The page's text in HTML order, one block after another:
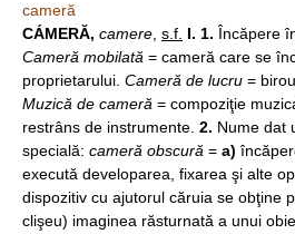
cameră
CÁMERĂ, camere s.f. I. 1. Încăpere
Cameră mobilată = cameră care se
proprietarului. Cameră de lucru =
Muzică de cameră = compoziţie
restrâns de instrumente. 2. Nume dat
specială: cameră obscură = a)
execută developarea, fixarea şi alte
dispozitiv cu ajutorul căruia se obţine
clişeu) imaginea răsturnată a unui